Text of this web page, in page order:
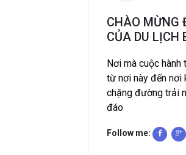
CHÀO MỪNG
CỦA DU LỊCH
Nơi mà cuộc
từ nơi này đến nơi
chặng đường trải
đáo
Follow me: